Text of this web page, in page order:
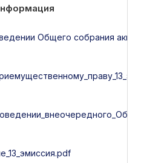
Общего собрания